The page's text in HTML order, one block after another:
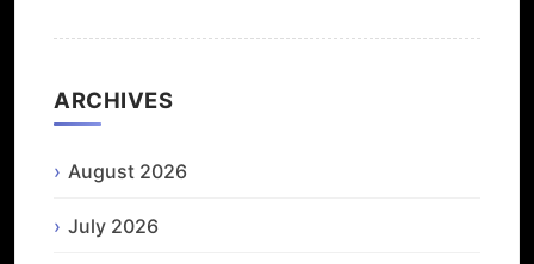
ARCHIVES
August 2026
July 2026